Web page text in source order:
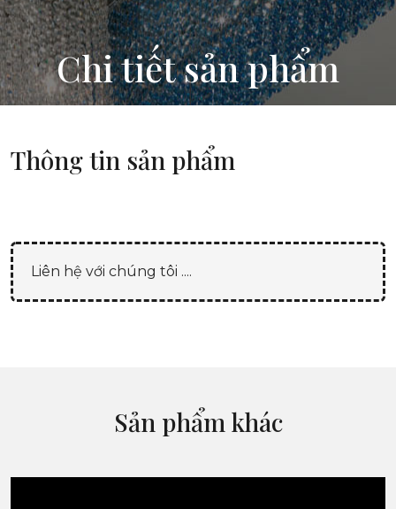
Chi tiết sản phẩm
Thông tin sản phẩm
Liên hệ với chúng tôi ....
Sản phẩm khác